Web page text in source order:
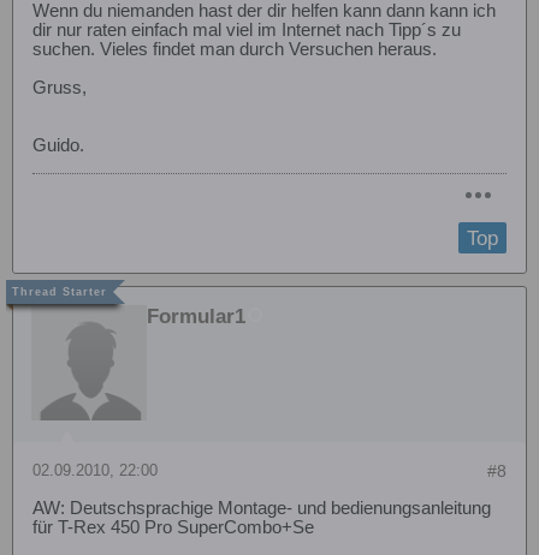
Wenn du niemanden hast der dir helfen kann dann kann ich
dir nur raten einfach mal viel im Internet nach Tipp´s zu
suchen. Vieles findet man durch Versuchen heraus.
Gruss,
Guido.
Top
Formular1
#8
02.09.2010, 22:00
AW: Deutschsprachige Montage- und bedienungsanleitung
für T-Rex 450 Pro SuperCombo+Se